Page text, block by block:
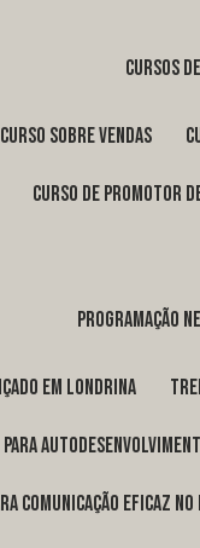
cursos
curso sobre vendas
curso de promotor
programação
em Londrina
para
comunicação eficaz